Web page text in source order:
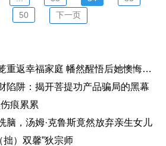
50 下一页
返幸福家庭 幡然醒悟后她懊悔不已
陷阱：揭开菩提功产品骗局的黑幕
痕累累
脑，汤姆·克鲁斯竟然放弃亲生女儿
拙）双馨”狄宗师